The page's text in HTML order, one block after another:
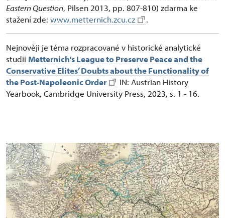
Eastern Question, Pilsen 2013, pp. 807-810) zdarma ke
stažení zde: www.metternich.zcu.cz .
Nejnověji je téma rozpracované v historické analytické
studii Metternich's League to Preserve Peace and the
Conservative Elites’ Doubts about the Functionality of
the Post-Napoleonic Order
IN: Austrian History
Yearbook, Cambridge University Press, 2023, s. 1 - 16.